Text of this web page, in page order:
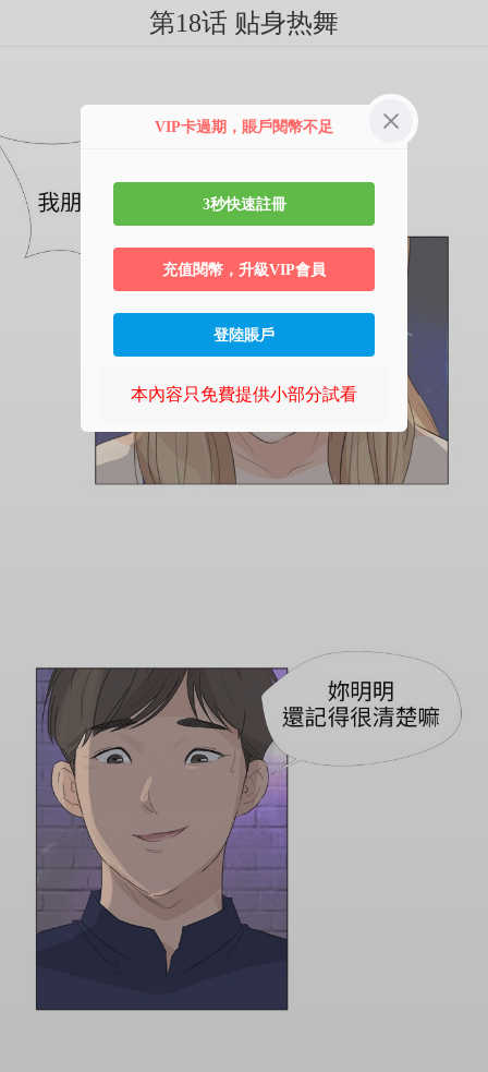
第18话 贴身热舞
VIP卡過期，賬戶閱幣不足
3秒快速註冊
充值閱幣，升級VIP會員
登陸賬戶
本內容只免費提供小部分試看